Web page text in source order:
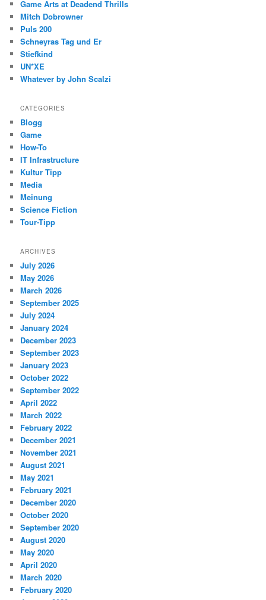
Game Arts at Deadend Thrills
Mitch Dobrowner
Puls 200
Schneyras Tag und Er
Stiefkind
UN*XE
Whatever by John Scalzi
CATEGORIES
Blogg
Game
How-To
IT Infrastructure
Kultur Tipp
Media
Meinung
Science Fiction
Tour-Tipp
ARCHIVES
July 2026
May 2026
March 2026
September 2025
July 2024
January 2024
December 2023
September 2023
January 2023
October 2022
September 2022
April 2022
March 2022
February 2022
December 2021
November 2021
August 2021
May 2021
February 2021
December 2020
October 2020
September 2020
August 2020
May 2020
April 2020
March 2020
February 2020